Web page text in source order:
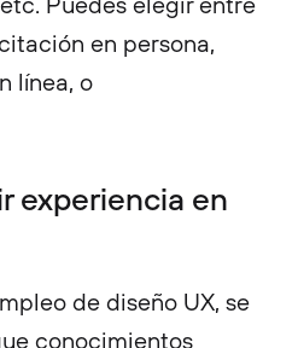
en persona,
línea, o
experiencia en
de diseño UX, se
conocimientos